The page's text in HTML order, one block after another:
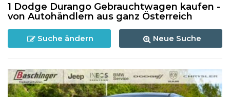
1 Dodge Durango Gebrauchtwagen kaufen -
von Autohändlern aus ganz Österreich
Suche ändern Neue Suche